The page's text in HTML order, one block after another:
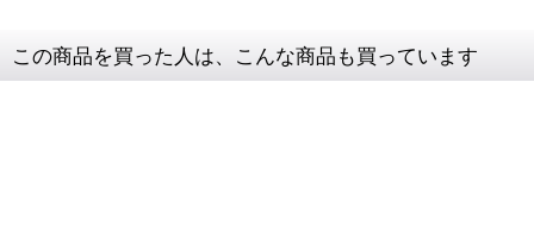
この商品を買った人は、こんな商品も買っています